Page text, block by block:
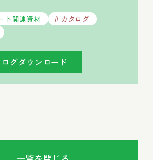
ト関連資材
カタログ
ログダウンロード